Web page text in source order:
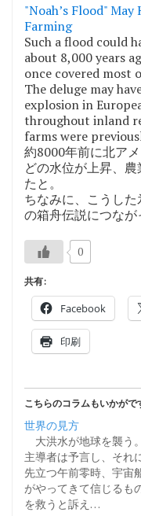
"Noah’s Flood"
Farming
Such a flood could
about 8,000 years
once covered most
The deluge may
explosion in
throughout inland
farms were
約8000年前に北ア
どの水位が上昇、
たと。
ちなみに、こうし
の箱舟伝説につなが
0
共有:
Facebook
印刷
こちらのコラムもいかがで
世界の見方
大洪水が地球を襲う。
主導者は予言し、それ
先立つ午前零時、宇宙
がやってきて信じるも
を救うと訴え…